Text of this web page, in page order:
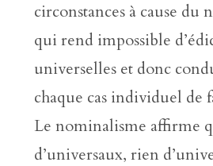
circonstances à cause du
qui rend impossible
universelles et donc
chaque cas individuel de
Le nominalisme affirme
d’universaux, rien